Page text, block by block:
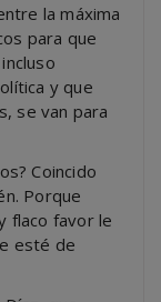
la máxima
para que
y que
se van para
Coincido
Porque
flaco favor le
esté de